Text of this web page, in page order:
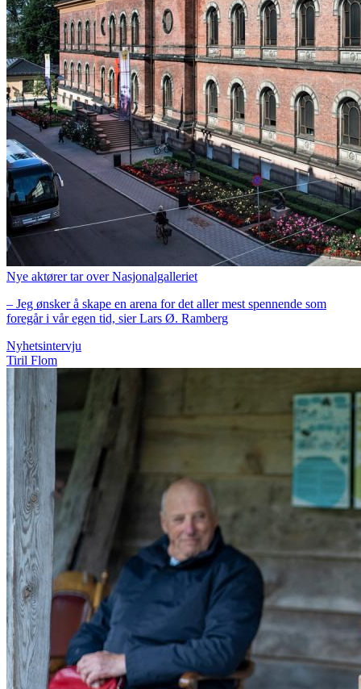
Nye aktører tar over Nasjonalgalleriet
– Jeg ønsker å skape en arena for det aller mest spennende som
foregår i vår egen tid, sier Lars Ø. Ramberg
Nyhetsintervju
Tiril Flom